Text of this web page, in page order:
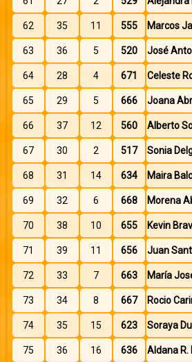
62
35 11 555 Marcos
63
36 5 520 José
64
28 4 671 Celeste
65
29 5 666 Joana
66
37 12 560 Alberto
67
30 2 517 Sonia
68
31 14 634 Maira
69
32 6 668 Morena
70
38 10 655 Kevin
71
39 11 656 Juan
72
33 7 663 María
73
34 8 667 Rocio
74
35 15 623 Soraya
75
36 16 636 Aldana R.